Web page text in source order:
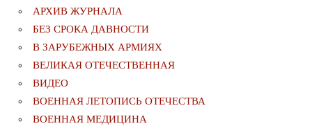
АРХИВ ЖУРНАЛА
БЕЗ СРОКА ДАВНОСТИ
В ЗАРУБЕЖНЫХ АРМИЯХ
ВЕЛИКАЯ ОТЕЧЕСТВЕННАЯ
ВИДЕО
ВОЕННАЯ ЛЕТОПИСЬ ОТЕЧЕСТВА
ВОЕННАЯ МЕДИЦИНА